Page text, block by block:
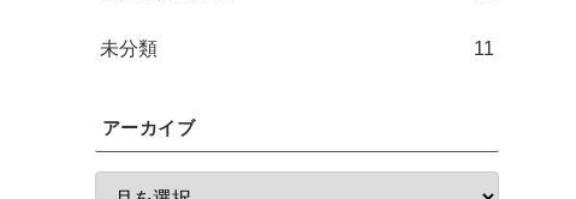
未分類 11
アーカイブ